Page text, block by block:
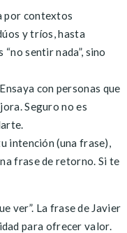
por contextos
y tríos, hasta
sentir nada”, sino
con personas que
Seguro no es
intención (una frase),
frase de retorno. Si te
ver”. La frase de Javier
para ofrecer valor.